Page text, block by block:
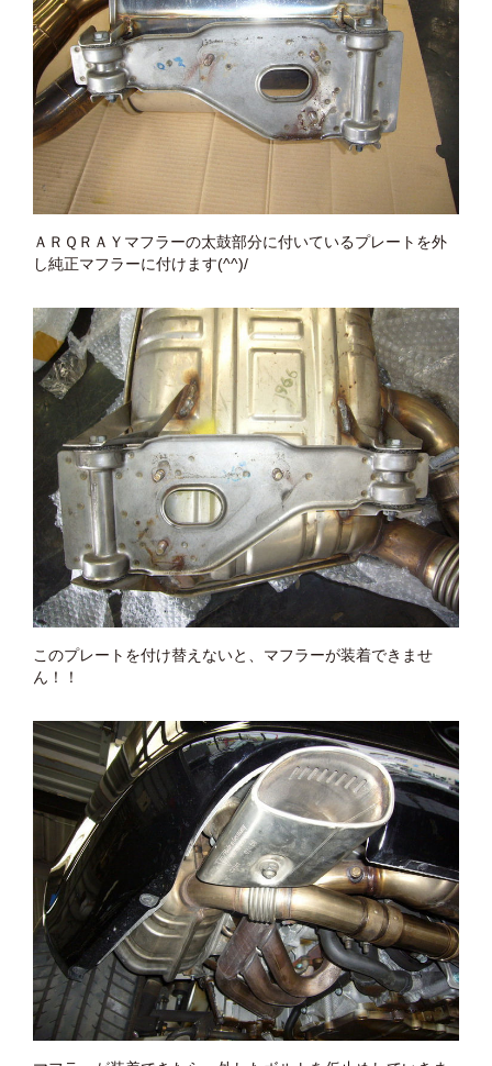
ＡＲＱＲＡＹマフラーの太鼓部分に付いているプレートを外
し純正マフラーに付けます(^^)/
このプレートを付け替えないと、マフラーが装着できませ
ん！！